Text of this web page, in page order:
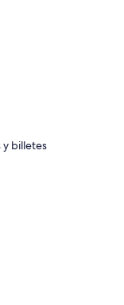
y billetes